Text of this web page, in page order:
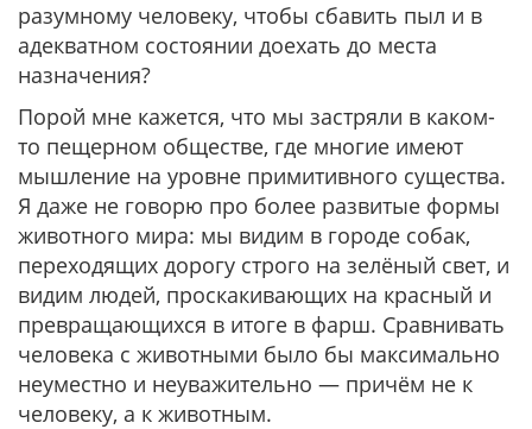
разумному человеку, чтобы сбавить пыл и в
адекватном состоянии доехать до места
назначения?
Порой мне кажется, что мы застряли в каком-
то пещерном обществе, где многие имеют
мышление на уровне примитивного существа.
Я даже не говорю про более развитые формы
животного мира: мы видим в городе собак,
переходящих дорогу строго на зелёный свет, и
видим людей, проскакивающих на красный и
превращающихся в итоге в фарш. Сравнивать
человека с животными было бы максимально
неуместно и неуважительно — причём не к
человеку, а к животным.